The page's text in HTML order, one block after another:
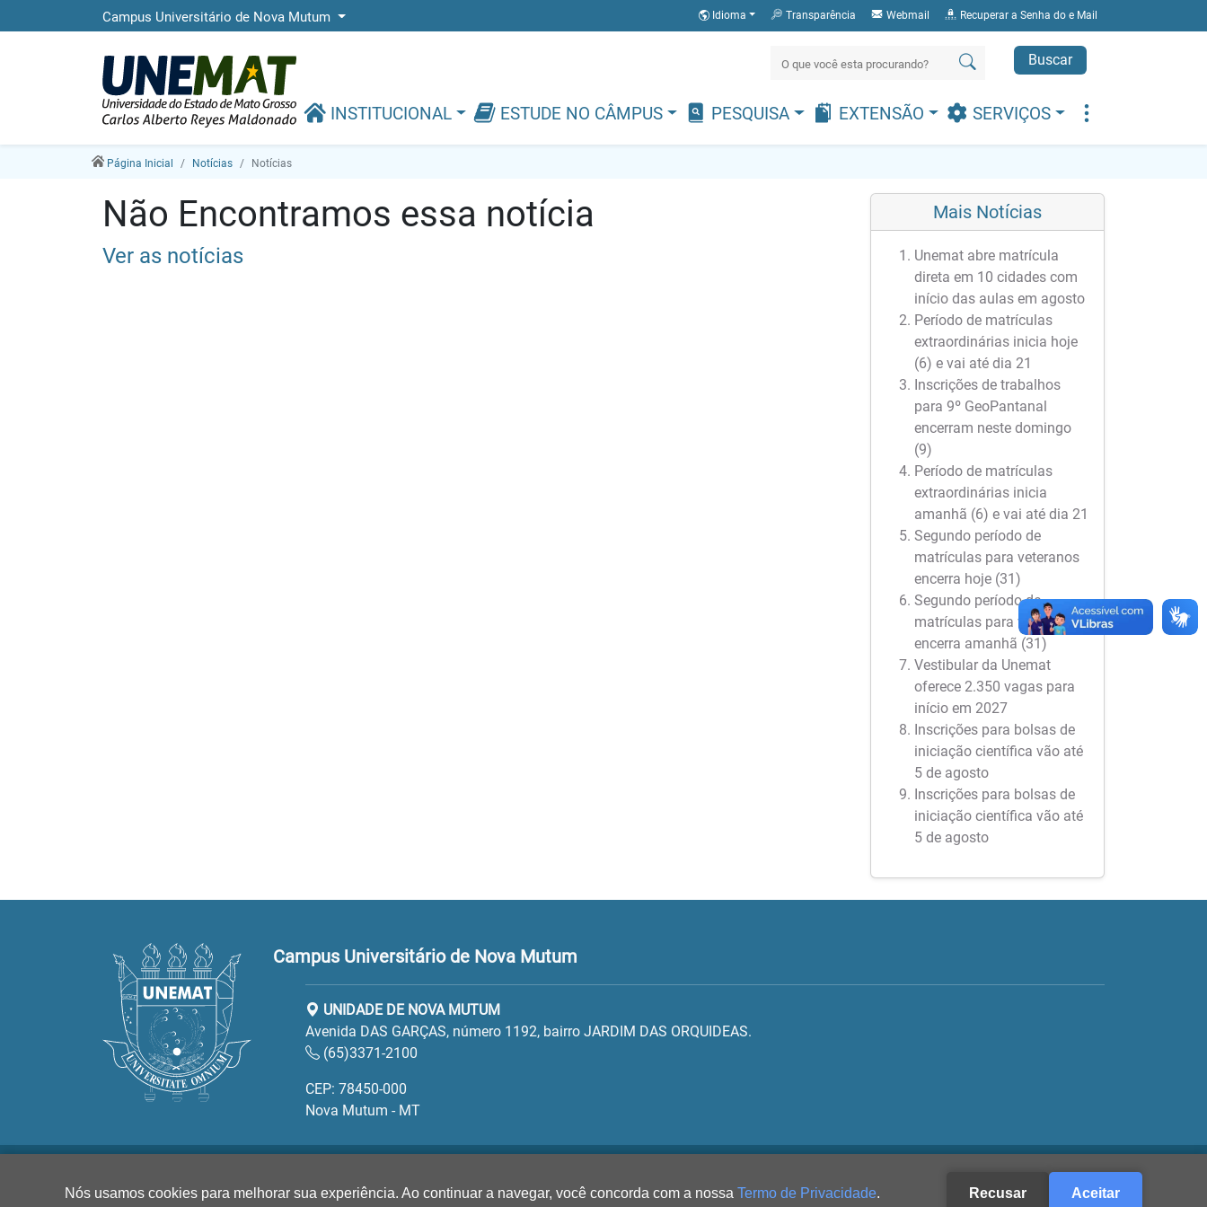
Campus Universitário de Nova Mutum Idioma Transparência Webmail Recuperar a Senha do e Mail
Buscar
INSTITUCIONAL ESTUDE NO CÂMPUS PESQUISA EXTENSÃO SERVIÇOS
Página Inicial Notícias Notícias
Não Encontramos essa notícia
Ver as notícias
Mais Notícias
Unemat abre matrícula
direta em 10 cidades com
início das aulas em agosto
Período de matrículas
extraordinárias inicia hoje
(6) e vai até dia 21
Inscrições de trabalhos
para 9º GeoPantanal
encerram neste domingo
(9)
Período de matrículas
extraordinárias inicia
amanhã (6) e vai até dia 21
Segundo período de
matrículas para veteranos
encerra hoje (31)
Segundo período de
matrículas para veteranos
encerra amanhã (31)
Vestibular da Unemat
oferece 2.350 vagas para
início em 2027
Inscrições para bolsas de
iniciação científica vão até
5 de agosto
Inscrições para bolsas de
iniciação científica vão até
5 de agosto
Campus Universitário de Nova Mutum
UNIDADE DE NOVA MUTUM
Avenida DAS GARÇAS, número 1192, bairro JARDIM DAS ORQUIDEAS.
(65)3371-2100
CEP: 78450-000
Nova Mutum - MT
Nós usamos cookies para melhorar sua experiência. Ao continuar a navegar, você concorda com a nossa Termo de Privacidade. Recusar Aceitar